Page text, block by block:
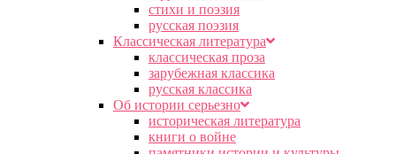
стихи и поэзия
русская поэзия
Классическая литература
классическая проза
зарубежная классика
русская классика
Об истории серьезно
историческая литература
книги о войне